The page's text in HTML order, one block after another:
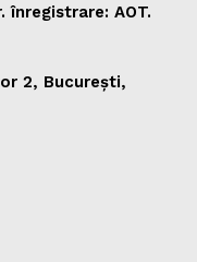
înregistrare: AOT.
2, București,